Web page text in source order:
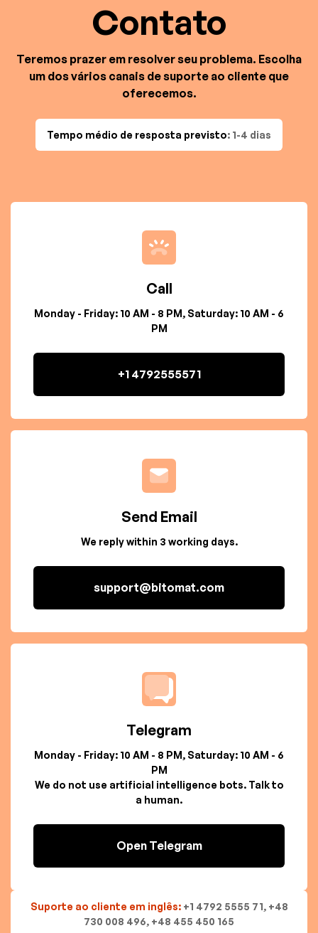
Contato
Teremos prazer em resolver seu problema. Escolha
um dos vários canais de suporte ao cliente que
oferecemos.
Tempo médio de resposta previsto: 1-4 dias
Call
Monday - Friday: 10 AM - 8 PM, Saturday: 10 AM - 6
PM
+1 4792555571
Send Email
We reply within 3 working days.
support@bitomat.com
Telegram
Monday - Friday: 10 AM - 8 PM, Saturday: 10 AM - 6
PM
We do not use artificial intelligence bots. Talk to
a human.
Open Telegram
Suporte ao cliente em inglês: +1 4792 5555 71, +48
730 008 496, +48 455 450 165